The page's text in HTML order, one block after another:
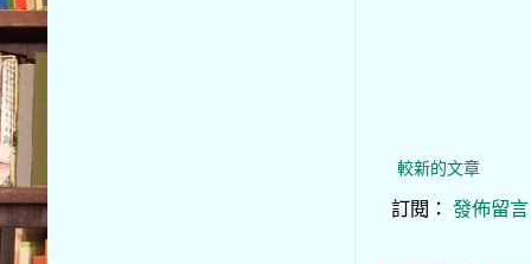
較新的文章
訂閱： 發佈留